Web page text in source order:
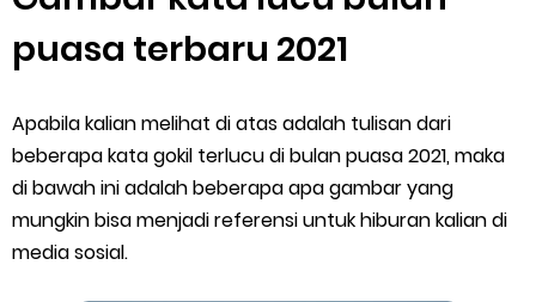
puasa terbaru 2021
Apabila kalian melihat di atas adalah tulisan dari
beberapa kata gokil terlucu di bulan puasa 2021, maka
di bawah ini adalah beberapa apa gambar yang
mungkin bisa menjadi referensi untuk hiburan kalian di
media sosial.